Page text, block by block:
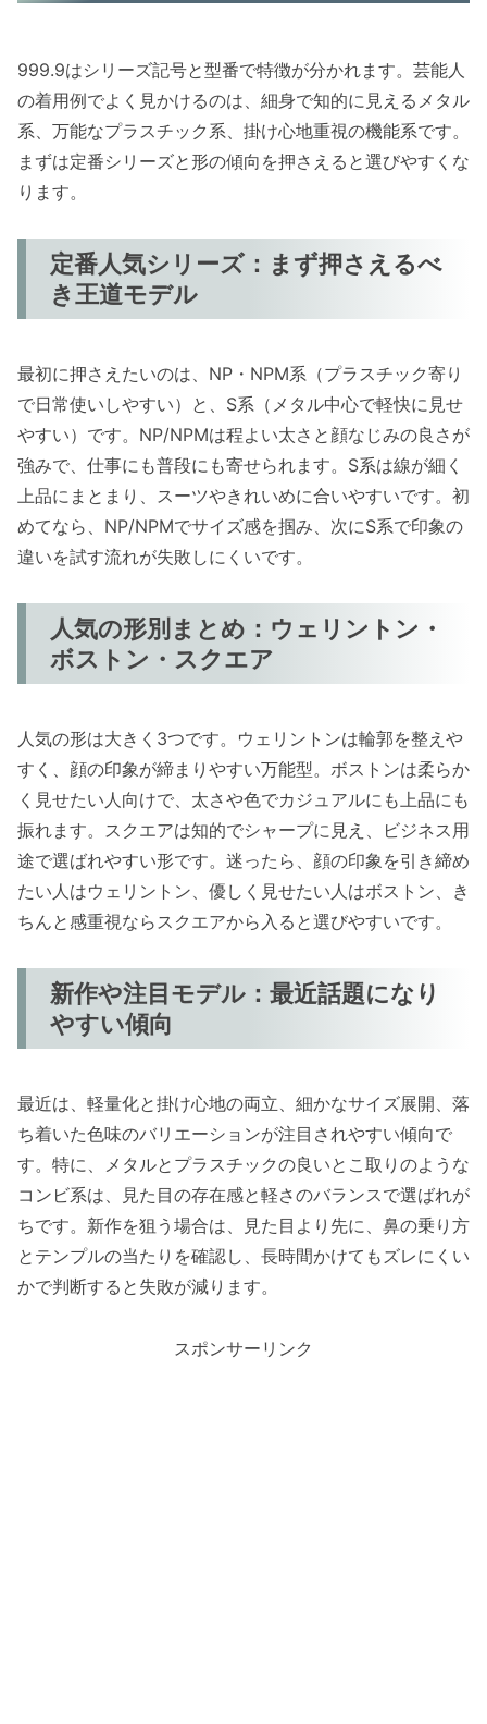
999.9はシリーズ記号と型番で特徴が分かれます。芸能人
の着用例でよく見かけるのは、細身で知的に見えるメタル
系、万能なプラスチック系、掛け心地重視の機能系です。
まずは定番シリーズと形の傾向を押さえると選びやすくな
ります。
定番人気シリーズ：まず押さえるべ
き王道モデル
最初に押さえたいのは、NP・NPM系（プラスチック寄り
で日常使いしやすい）と、S系（メタル中心で軽快に見せ
やすい）です。NP/NPMは程よい太さと顔なじみの良さが
強みで、仕事にも普段にも寄せられます。S系は線が細く
上品にまとまり、スーツやきれいめに合いやすいです。初
めてなら、NP/NPMでサイズ感を掴み、次にS系で印象の
違いを試す流れが失敗しにくいです。
人気の形別まとめ：ウェリントン・
ボストン・スクエア
人気の形は大きく3つです。ウェリントンは輪郭を整えや
すく、顔の印象が締まりやすい万能型。ボストンは柔らか
く見せたい人向けで、太さや色でカジュアルにも上品にも
振れます。スクエアは知的でシャープに見え、ビジネス用
途で選ばれやすい形です。迷ったら、顔の印象を引き締め
たい人はウェリントン、優しく見せたい人はボストン、き
ちんと感重視ならスクエアから入ると選びやすいです。
新作や注目モデル：最近話題になり
やすい傾向
最近は、軽量化と掛け心地の両立、細かなサイズ展開、落
ち着いた色味のバリエーションが注目されやすい傾向で
す。特に、メタルとプラスチックの良いとこ取りのような
コンビ系は、見た目の存在感と軽さのバランスで選ばれが
ちです。新作を狙う場合は、見た目より先に、鼻の乗り方
とテンプルの当たりを確認し、長時間かけてもズレにくい
かで判断すると失敗が減ります。
スポンサーリンク